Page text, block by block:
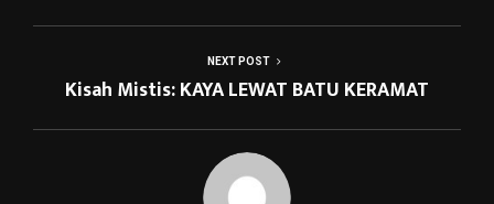
NEXT POST
Kisah Mistis: KAYA LEWAT BATU KERAMAT